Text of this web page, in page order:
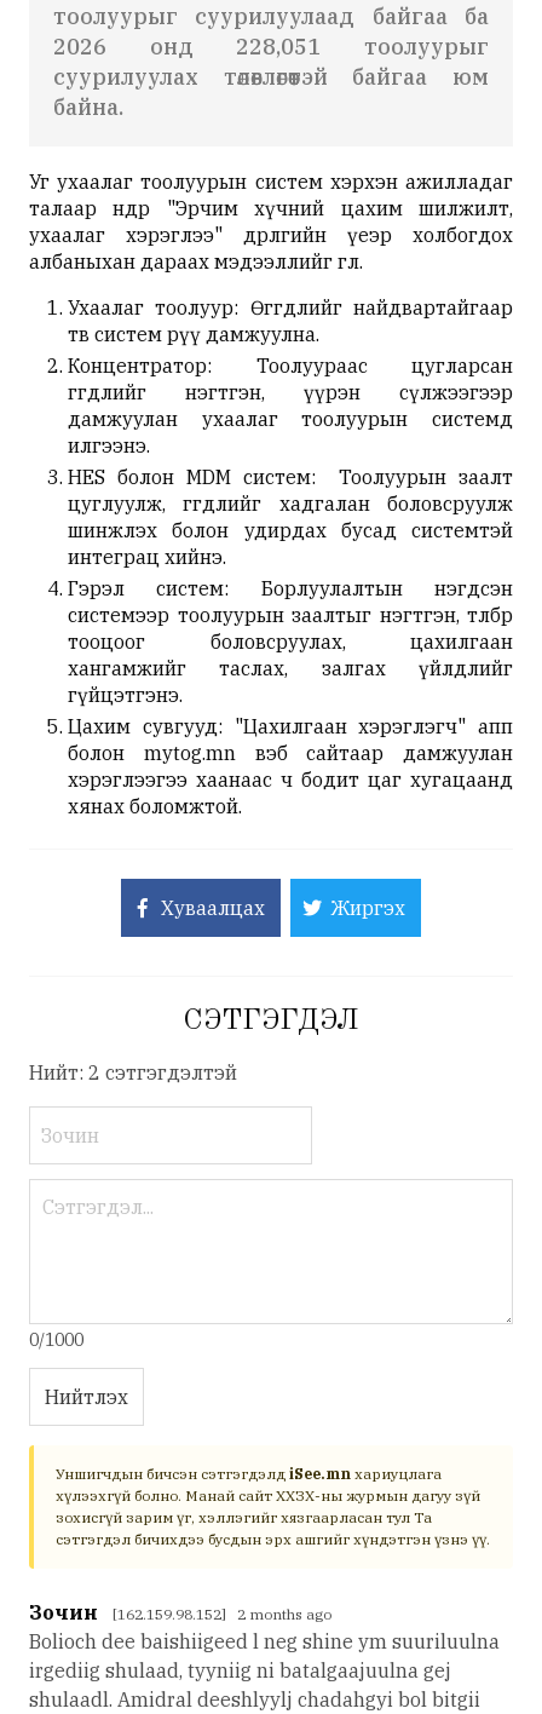
тоолуурыг суурилуулаад байгаа ба
2026 онд 228,051 тоолуурыг
суурилуулах төлөвлөгөөтэй байгаа юм
байна.
Уг ухаалаг тоолуурын систем хэрхэн ажилладаг
талаар өнөөдөр "Эрчим хүчний цахим шилжилт,
ухаалаг хэрэглээ" өдөрлөгийн үеэр холбогдох
албаныхан дараах мэдээллийг өглөө.
Ухаалаг тоолуур: Өгөгдлийг найдвартайгаар
төв систем рүү дамжуулна.
Концентратор: Тоолуураас цугларсан
өгөгдлийг нэгтгэн, үүрэн сүлжээгээр
дамжуулан ухаалаг тоолуурын системд
илгээнэ.
HES болон MDM систем: Тоолуурын заалт
цуглуулж, өгөгдлийг хадгалан боловсруулж
шинжлэх болон удирдах бусад системтэй
интеграц хийнэ.
Гэрэл систем: Борлуулалтын нэгдсэн
системээр тоолуурын заалтыг нэгтгэн, төлбөр
тооцоог боловсруулах, цахилгаан
хангамжийг таслах, залгах үйлдлийг
гүйцэтгэнэ.
Цахим сувгууд: "Цахилгаан хэрэглэгч" апп
болон mytog.mn вэб сайтаар дамжуулан
хэрэглээгээ хаанаас ч бодит цаг хугацаанд
хянах боломжтой.
Хуваалцах Жиргэх
СЭТГЭГДЭЛ
Нийт: 2 сэтгэгдэлтэй
0/1000
Нийтлэх
Уншигчдын бичсэн сэтгэгдэлд iSee.mn хариуцлага
хүлээхгүй болно. Манай сайт ХХЗХ-ны журмын дагуу зүй
зохисгүй зарим үг, хэллэгийг хязгаарласан тул Та
сэтгэгдэл бичихдээ бусдын эрх ашгийг хүндэтгэн үзнэ үү.
Зочин [162.159.98.152] 2 months ago
Bolioch dee baishiigeed l neg shine ym suuriluulna
irgediig shulaad, tyyniig ni batalgaajuulna gej
shulaadl. Amidral deeshlyylj chadahgyi bol bitgii